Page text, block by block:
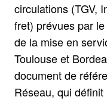
circulations (TGV,
fret) prévues par
de la mise en
Toulouse et
document de
Réseau, qui